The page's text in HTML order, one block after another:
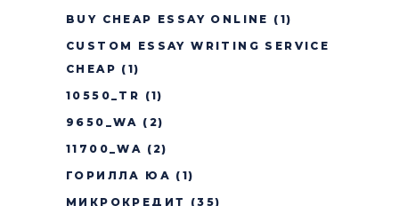
BUY CHEAP ESSAY ONLINE (1)
CUSTOM ESSAY WRITING SERVICE
CHEAP (1)
10550_TR (1)
9650_WA (2)
11700_WA (2)
ГОРИЛЛА ЮА (1)
МИКРОКРЕДИТ
(35)